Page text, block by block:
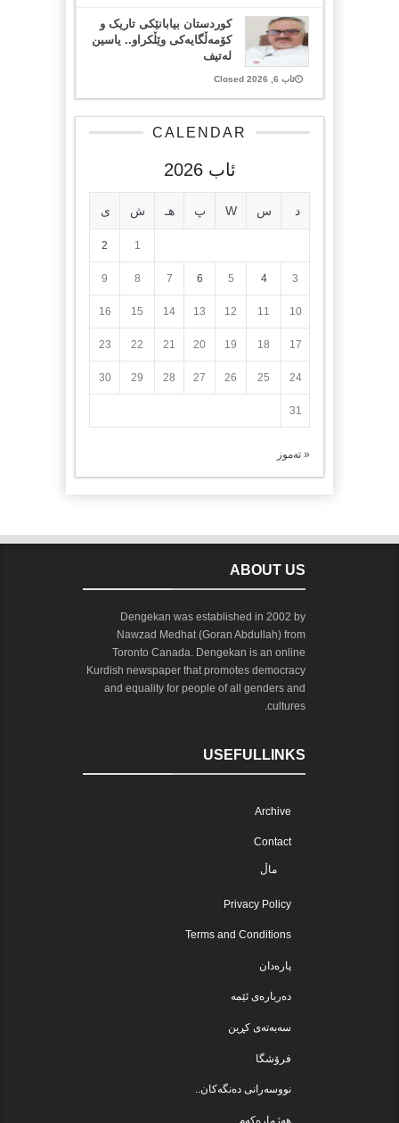
کوردستان بیابانێکی تاریک و
کۆمەڵگایەکی وێڵکراو.. یاسین
لەتیف
ئاب 6, 2026 Closed
CALENDAR
ئاب 2026
د س W پ هـ ش ی
1
2
3
4
5
6
7
8
9
10
11
12
13
14
15
16
17
18
19
20
21
22
23
24
25
26
27
28
29
30
31
« تەموز
ABOUT US
Dengekan was established in 2002 by
Nawzad Medhat (Goran Abdullah) from
Toronto Canada. Dengekan is an online
Kurdish newspaper that promotes democracy
and equality for people of all genders and
cultures.
USEFULLINKS
Archive
Contact
ماڵ
Privacy Policy
Terms and Conditions
پارەدان
دەربارەی ئێمە
سەبەتەی کڕین
فرۆشگا
نووسەرانی دەنگەکان..
هەژمارەکەم